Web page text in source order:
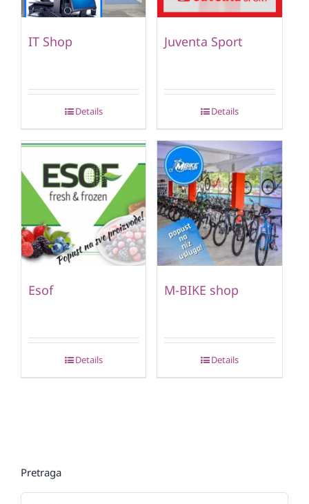
IT Shop
Details
Juventa Sport
Details
Esof
Details
M-BIKE shop
Details
Pretraga